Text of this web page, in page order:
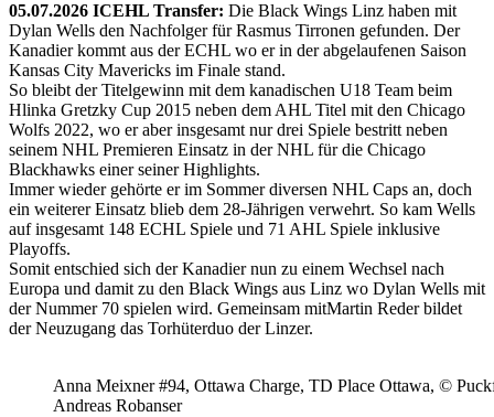
05.07.2026 ICEHL Transfer: Die Black Wings Linz haben mit
Dylan Wells den Nachfolger für Rasmus Tirronen gefunden. Der
Kanadier kommt aus der ECHL wo er in der abgelaufenen Saison
Kansas City Mavericks im Finale stand.
So bleibt der Titelgewinn mit dem kanadischen U18 Team beim
Hlinka Gretzky Cup 2015 neben dem AHL Titel mit den Chicago
Wolfs 2022, wo er aber insgesamt nur drei Spiele bestritt neben
seinem NHL Premieren Einsatz in der NHL für die Chicago
Blackhawks einer seiner Highlights.
Immer wieder gehörte er im Sommer diversen NHL Caps an, doch
ein weiterer Einsatz blieb dem 28-Jährigen verwehrt. So kam Wells
auf insgesamt 148 ECHL Spiele und 71 AHL Spiele inklusive
Playoffs.
Somit entschied sich der Kanadier nun zu einem Wechsel nach
Europa und damit zu den Black Wings aus Linz wo Dylan Wells mit
der Nummer 70 spielen wird. Gemeinsam mitMartin Reder bildet
der Neuzugang das Torhüterduo der Linzer.
Anna Meixner #94, Ottawa Charge, TD Place Ottawa, ©
Andreas Robanser